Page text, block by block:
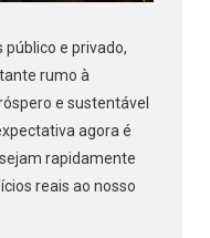
e privado,
rumo à
e sustentável
agora é
rapidamente
reais ao nosso